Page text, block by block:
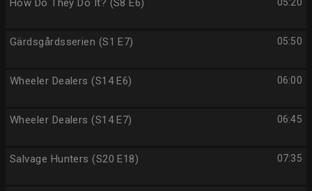
How Do They Do It? (S8 E6)
05:50
Gärdsgårdsserien (S1 E7)
06:00
Wheeler Dealers (S14 E6)
06:45
Wheeler Dealers (S14 E7)
07:35
Salvage Hunters (S20 E18)